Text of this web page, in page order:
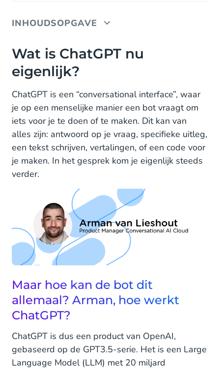
INHOUDSOPGAVE
Wat is ChatGPT nu eigenlijk?
Maar hoe kan de bot dit allemaal? Arman, hoe
werkt ChatGPT?
Wacht even, LLMs, generative AI, parameters,
hoe zit dat?
Oké, een chatbot die nuance begrijpt en zelf
antwoorden kan genereren dus. Wat zijn
volgens jou de belangrijkste voor- en nadelen
van deze ontwikkeling?
ChatGPT vs Conversational AI
Wat is het verschil tussen ChatGPT en
Conversational AI?
Oké, de doelgroep en de use cases zijn dus de
grootste verschillen?
Welke rol kan ChatGPT spelen in de producten
van CM.com?
kunnen we in de toekomst verwachten?
De toekomst begint vandaag
Wat is ChatGPT nu
eigenlijk?
ChatGPT is een “conversational interface”, waar
je op een menselijke manier een bot vraagt om
iets voor je te doen of te maken. Dit kan van
alles zijn: antwoord op je vraag, specifieke uitleg,
een tekst schrijven, vertalingen, of een code voor
je maken. In het gesprek kom je eigenlijk steeds
verder.
Maar hoe kan de bot dit
allemaal? Arman, hoe werkt
ChatGPT?
ChatGPT is dus een product van OpenAI,
gebaseerd op de GPT3.5-serie. Het is een Large
Language Model (LLM) met 20 miljard